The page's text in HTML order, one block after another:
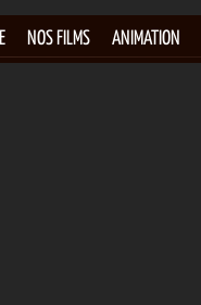
NOS FILMS ANIMATION